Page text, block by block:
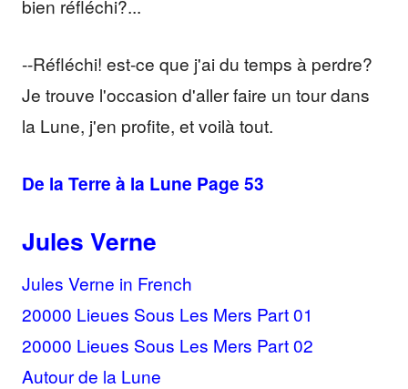
bien réfléchi?...
--Réfléchi! est-ce que j'ai du temps à perdre?
Je trouve l'occasion d'aller faire un tour dans
la Lune, j'en profite, et voilà tout.
De la Terre à la Lune Page 53
Jules Verne
Jules Verne in French
20000 Lieues Sous Les Mers Part 01
20000 Lieues Sous Les Mers Part 02
Autour de la Lune